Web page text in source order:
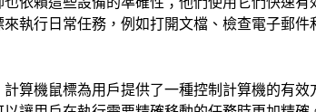
來執行日常任務，例如打開文檔、檢查電子郵
算機鼠標為用戶提供了一種控制計算機的有